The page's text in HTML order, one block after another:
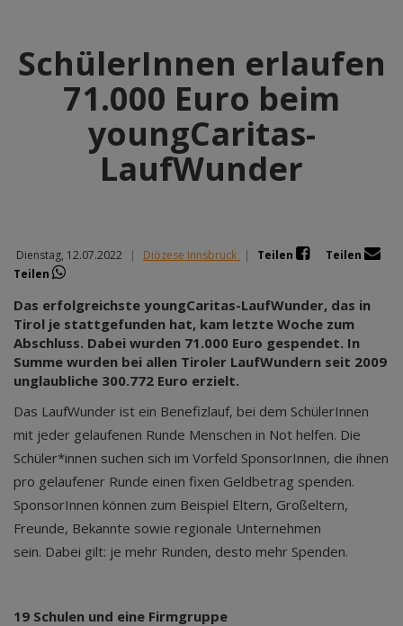
SchülerInnen erlaufen
71.000 Euro beim
youngCaritas-
LaufWunder
Dienstag, 12.07.2022 | Diözese Innsbruck | Teilen
Teilen
Teilen
Das erfolgreichste youngCaritas-LaufWunder, das in
Tirol je stattgefunden hat, kam letzte Woche zum
Abschluss. Dabei wurden 71.000 Euro gespendet. In
Summe wurden bei allen Tiroler LaufWundern seit 2009
unglaubliche 300.772 Euro erzielt.
Das LaufWunder ist ein Benefizlauf, bei dem SchülerInnen
mit jeder gelaufenen Runde Menschen in Not helfen. Die
Schüler*innen suchen sich im Vorfeld SponsorInnen, die ihnen
pro gelaufener Runde einen fixen Geldbetrag spenden.
SponsorInnen können zum Beispiel Eltern, Großeltern,
Freunde, Bekannte sowie regionale Unternehmen
sein. Dabei gilt: je mehr Runden, desto mehr Spenden.
19 Schulen und eine Firmgruppe